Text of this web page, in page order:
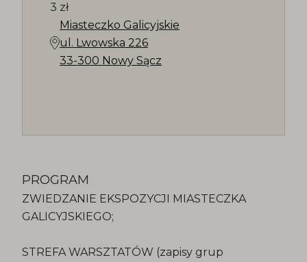
PROGRAM
ZWIEDZANIE EKSPOZYCJI MIASTECZKA
GALICYJSKIEGO;
STREFA WARSZTATÓW (zapisy grup
3 zł
Miasteczko Galicyjskie
ul. Lwowska 226
33-300 Nowy Sącz